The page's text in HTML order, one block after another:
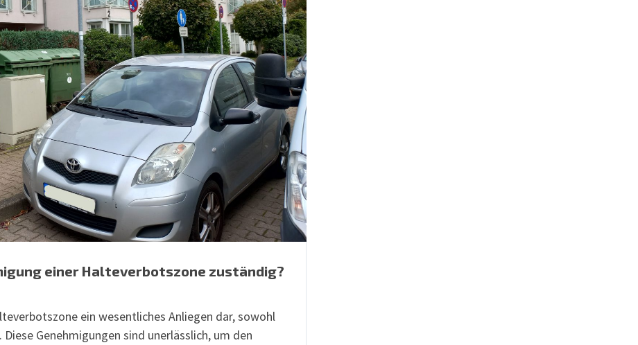
einer Halteverbotszone zuständig?
ein wesentliches Anliegen dar, sowohl
Genehmigungen sind unerlässlich, um den